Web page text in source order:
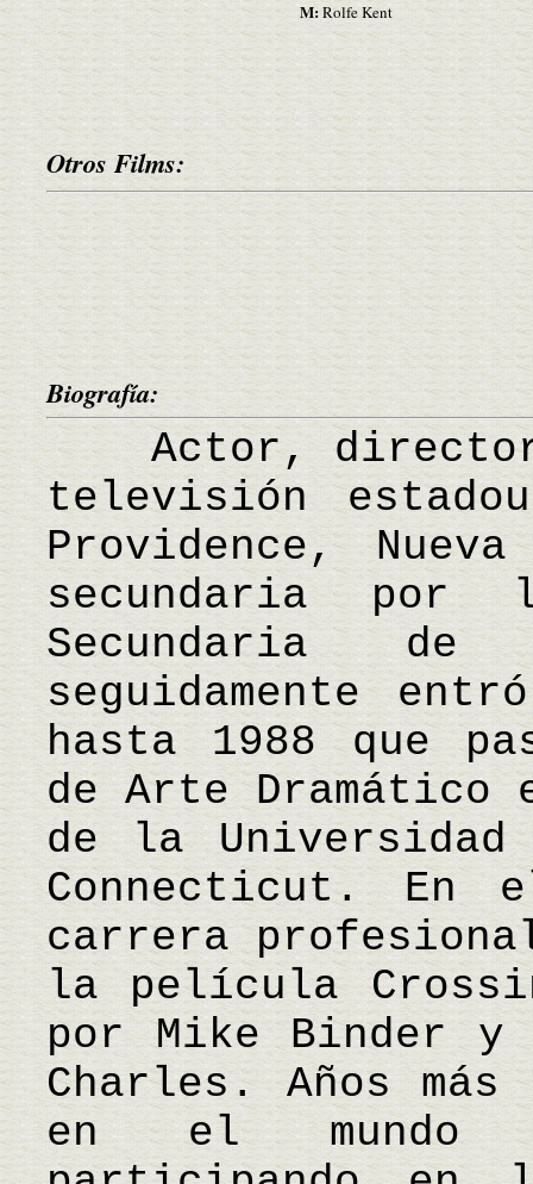
M:Rolfe Kent
Otros Films:
Biografía:
Actor, director
televisión
Providence,
secundaria por
Secundaria
seguidamente
hasta 1988 que
de Arte Dramático
de la Universidad
Connecticut. En
carrera
la película
por Mike Binder y
Charles. Años más
en el mundo